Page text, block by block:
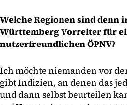
Welche Regionen sind denn
Württemberg Vorreiter für
nutzerfreundlichen ÖPNV?
Ich möchte niemanden vor
gibt Indizien, an denen das
und dann selbst beurteilen